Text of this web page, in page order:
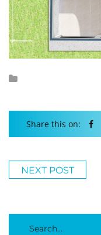
Share this on:
NEXT POST